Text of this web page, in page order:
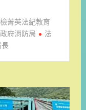
菁英法紀教育
府消防局
法
長